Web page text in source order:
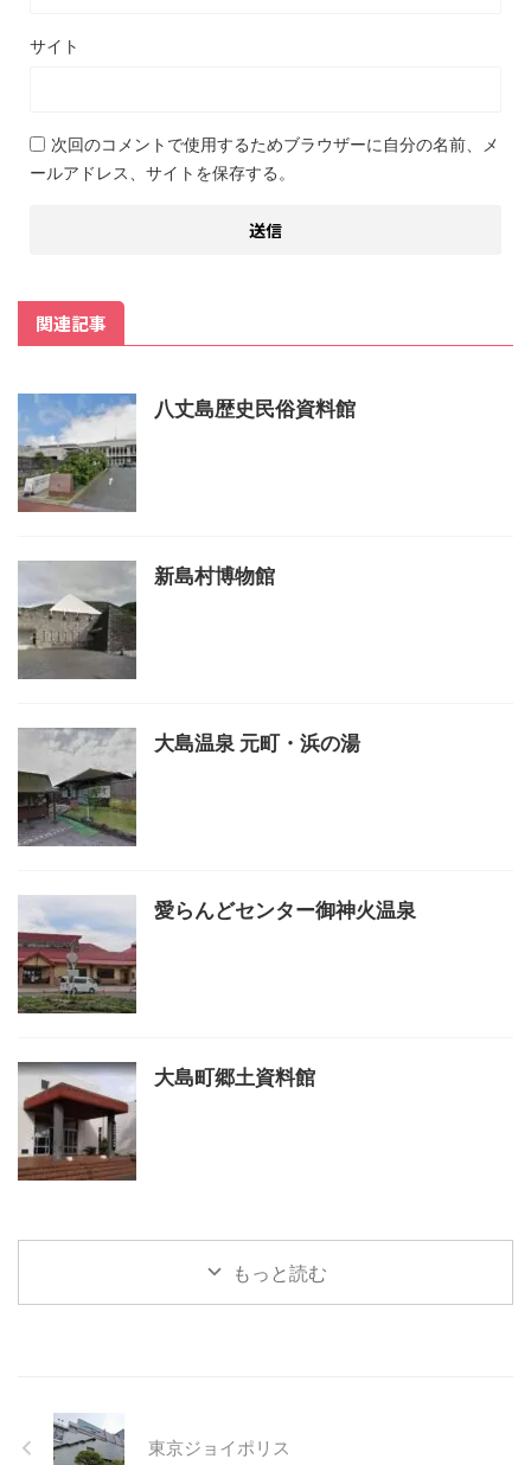
サイト
次回のコメントで使用するためブラウザーに自分の名前、メ
ールアドレス、サイトを保存する。
関連記事
八丈島歴史民俗資料館
新島村博物館
大島温泉 元町・浜の湯
愛らんどセンター御神火温泉
大島町郷土資料館
もっと読む
東京ジョイポリス